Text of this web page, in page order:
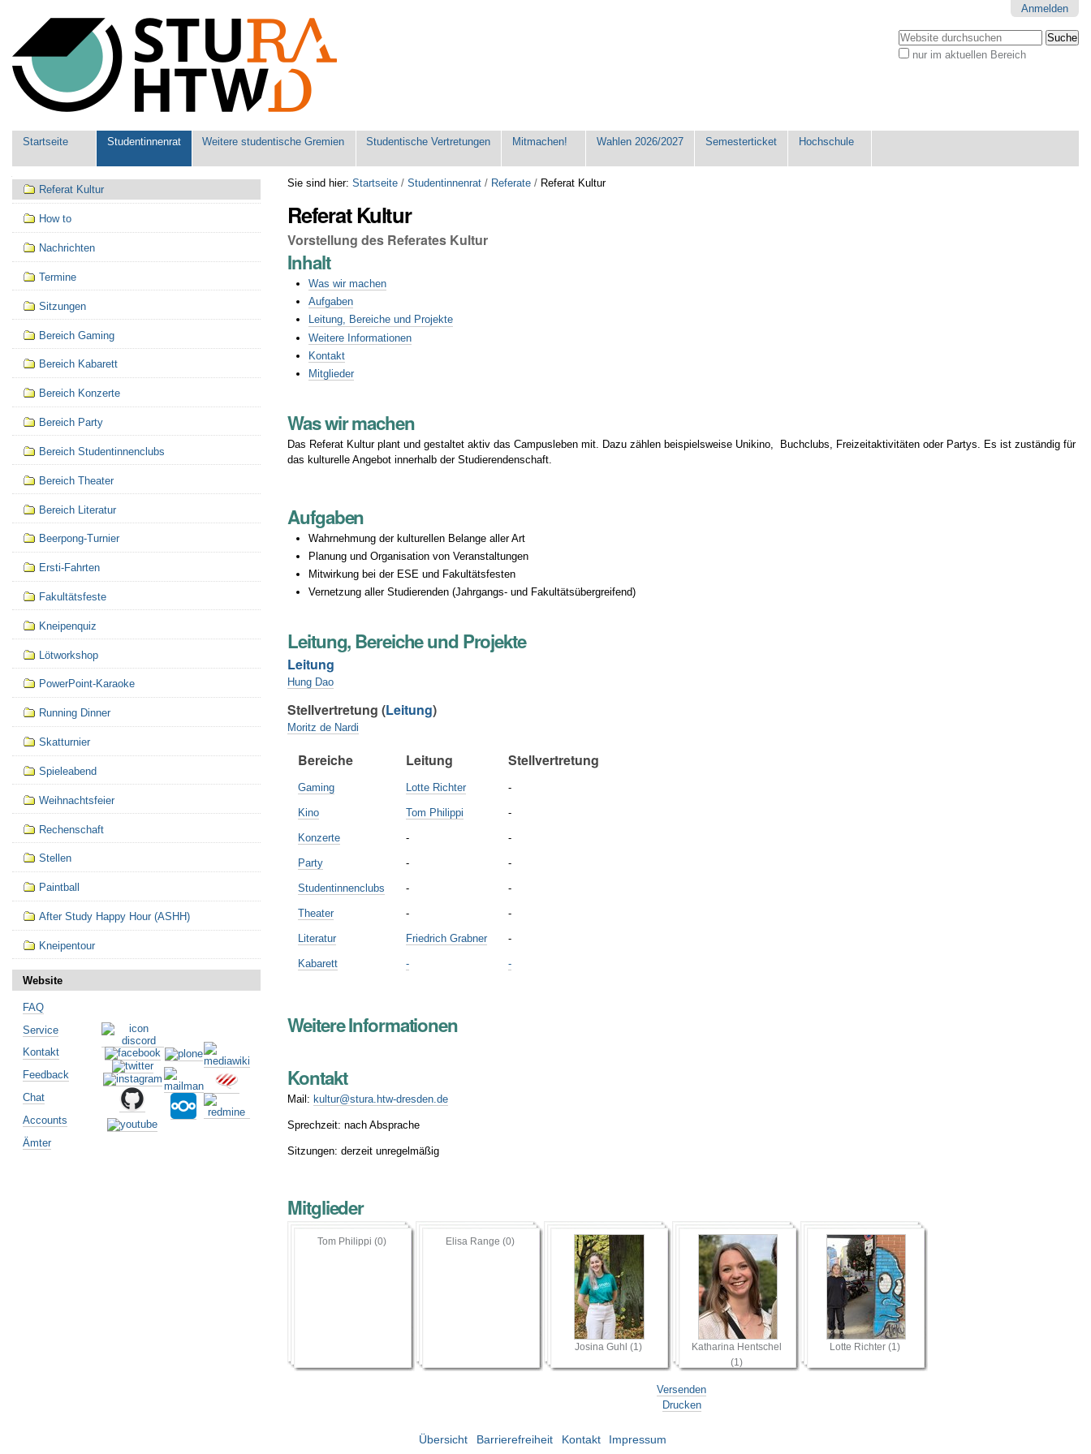
Werkzeuge
Anmelden
Website durchsuchen
nur im aktuellen Bereich
Sektionen
Startseite Studentinnenrat Weitere studentische Gremien Studentische Vertretungen Mitmachen! Wahlen 2026/2027 Semesterticket Hochschule
Sie sind hier: Startseite /Studentinnenrat / Referate / Referat Kultur
Referat Kultur
Vorstellung des Referates Kultur
Inhalt
Was wir machen
Aufgaben
Leitung, Bereiche und Projekte
Weitere Informationen
Kontakt
Mitglieder
Was wir machen
Das Referat Kultur plant und gestaltet aktiv das Campusleben mit. Dazu zählen beispielsweise Unikino, Buchclubs, Freizeitaktivitäten oder Partys. Es ist zuständig für
das kulturelle Angebot innerhalb der Studierendenschaft.
Aufgaben
Wahrnehmung der kulturellen Belange aller Art
Planung und Organisation von Veranstaltungen
Mitwirkung bei der ESE und Fakultätsfesten
Vernetzung aller Studierenden (Jahrgangs- und Fakultätsübergreifend)
Leitung, Bereiche und Projekte
Leitung
Hung Dao
Stellvertretung (Leitung)
Moritz de Nardi
Bereiche Leitung Stellvertretung
Gaming Lotte Richter -
Kino Tom Philippi -
Konzerte - -
Party - -
Studentinnenclubs - -
Theater - -
Literatur Friedrich Grabner -
Kabarett - -
Weitere Informationen
Kontakt
Mail: kultur@stura.htw-dresden.de
Sprechzeit: nach Absprache
Sitzungen: derzeit unregelmäßig
Mitglieder
Tom Philippi (0) Elisa Range (0)
Josina Guhl (1)
Katharina Hentschel
(1)
Lotte Richter (1)
Versenden
Drucken
Navigation
Referat Kultur
How to
Nachrichten
Termine
Sitzungen
Bereich Gaming
Bereich Kabarett
Bereich Konzerte
Bereich Party
Bereich Studentinnenclubs
Bereich Theater
Bereich Literatur
Beerpong-Turnier
Ersti-Fahrten
Fakultätsfeste
Kneipenquiz
Lötworkshop
PowerPoint-Karaoke
Running Dinner
Skatturnier
Spieleabend
Weihnachtsfeier
Rechenschaft
Stellen
Paintball
After Study Happy Hour (ASHH)
Kneipentour
Website
FAQ
Service
Kontakt
Feedback
Chat
Accounts
Ämter
Übersicht Barrierefreiheit Kontakt Impressum